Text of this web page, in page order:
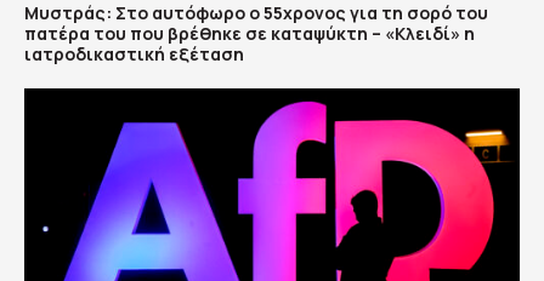
Μυστράς: Στο αυτόφωρο ο 55χρονος για τη σορό του
πατέρα του που βρέθηκε σε καταψύκτη – «Κλειδί» η
ιατροδικαστική εξέταση